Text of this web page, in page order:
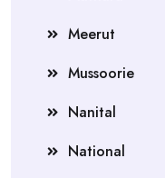
Meerut
Mussoorie
Nanital
National